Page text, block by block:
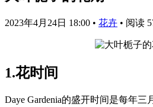
2023年4月24日 18:00 • 花卉 • 阅读
1.花时间
Daye Gardenia的盛开时间是每年